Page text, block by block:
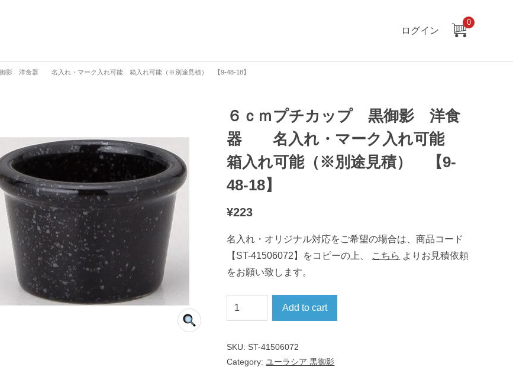
ログイン
0
影 洋食器 名入れ・マーク入れ可能 箱入れ可能（※別途見積） 【9-48-18】
６ｃｍプチカップ 黒御影 洋食
器 名入れ・マーク入れ可能
箱入れ可能（※別途見積） 【9-
48-18】
¥223
名入れ・オリジナル対応をご希望の場合は、商品コード
【ST-41506072】をコピーの上、
こちら よりお見積依頼
をお願い致します。
６
ｃ
プ
Add to cart
SKU: ST-41506072
Category: ユーラシア 黒御影